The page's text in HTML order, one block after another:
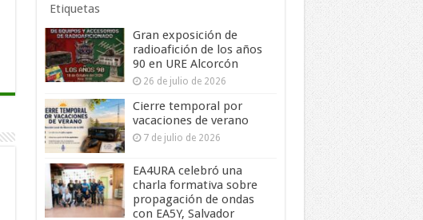
Etiquetas
Gran exposición de
radioafición de los años
90 en URE Alcorcón
26 de julio de 2026
Cierre temporal por
vacaciones de verano
7 de julio de 2026
EA4URA celebró una
charla formativa sobre
propagación de ondas
con EA5Y, Salvador